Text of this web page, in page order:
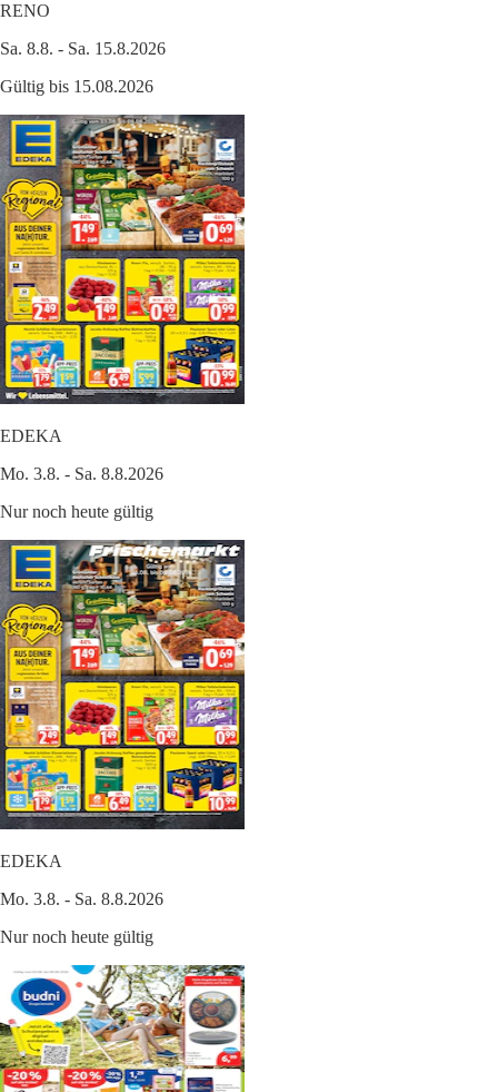
RENO
Sa. 8.8. - Sa. 15.8.2026
Gültig bis 15.08.2026
EDEKA
Mo. 3.8. - Sa. 8.8.2026
Nur noch heute gültig
EDEKA
Mo. 3.8. - Sa. 8.8.2026
Nur noch heute gültig